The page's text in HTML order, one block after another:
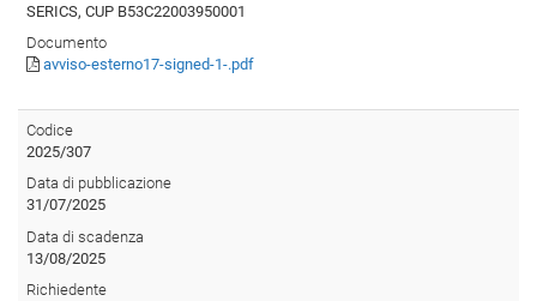
SERICS, CUP B53C22003950001
Documento
avviso-esterno17-signed-1-.pdf
Codice
2025/307
Data di pubblicazione
31/07/2025
Data di scadenza
13/08/2025
Richiedente